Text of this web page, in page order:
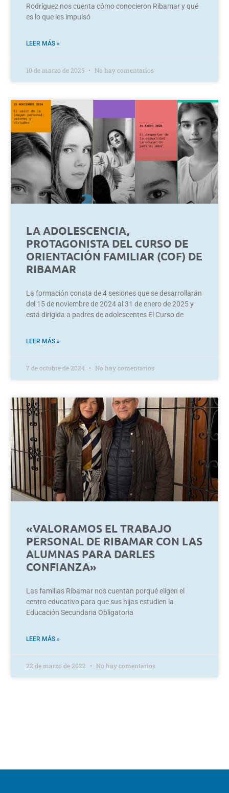
Rodríguez nos cuenta cómo conocieron Ribamar y qué
es lo que les impulsó
LEER MÁS »
10 de marzo de 2025 No hay comentarios
LA ADOLESCENCIA,
PROTAGONISTA DEL CURSO DE
ORIENTACIÓN FAMILIAR (COF) DE
RIBAMAR
La formación consta de 4 sesiones que se desarrollarán
del 15 de noviembre de 2024 al 31 de enero de 2025 y
está dirigida a padres de adolescentes El Curso de
LEER MÁS »
7 de octubre de 2024 No hay comentarios
«VALORAMOS EL TRABAJO
PERSONAL DE RIBAMAR CON LAS
ALUMNAS PARA DARLES
CONFIANZA»
Las familias Ribamar nos cuentan porqué eligen el
centro educativo para que sus hijas estudien la
Educación Secundaria Obligatoria
LEER MÁS »
22 de marzo de 2022 No hay comentarios